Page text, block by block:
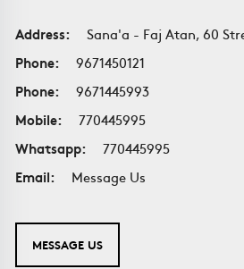
Address:
Sana'a - Faj Atan, 60
Phone:
9671450121
Phone:
9671445993
Mobile:
770445995
Whatsapp:
770445995
Email:
Message Us
MESSAGE US